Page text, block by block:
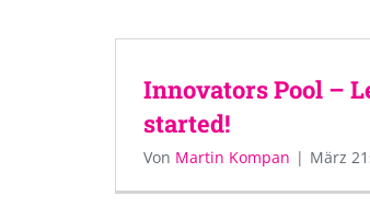
Innovators Pool –
started!
Von Martin Kompan | März